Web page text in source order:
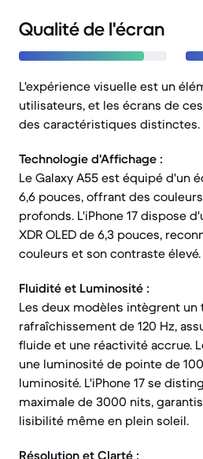
Qualité de l'écran
L'expérience visuelle est un
utilisateurs, et les écrans de
des caractéristiques distinctes.
Technologie d'Affichage :
Le Galaxy A55 est équipé d'un
6,6 pouces, offrant des
profonds. L'iPhone 17 dispose
XDR OLED de 6,3 pouces,
couleurs et son contraste élevé.
Fluidité et Luminosité :
Les deux modèles intègrent un
rafraîchissement de 120 Hz,
fluide et une réactivité accrue.
une luminosité de pointe de
luminosité. L'iPhone 17 se
maximale de 3000 nits,
lisibilité même en plein soleil.
Résolution et Clarté :